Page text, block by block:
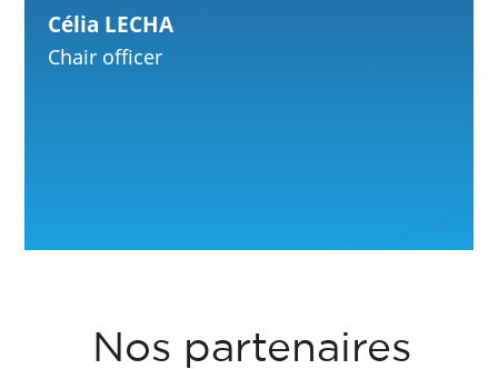
Célia LECHA
Chair officer
Nos partenaires